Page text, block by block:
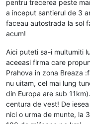
pentru trecerea peste
a inceput santierul de 3
faceau autostrada la sol
acum!
Aici puteti sa-i multumiti
aceeasi firma care
Prahova in zona Breaza
nu uitam, cel mai lung
din Europa are sub
centura de vest! De
nici o urma de munte, la